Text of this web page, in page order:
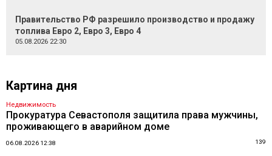
Правительство РФ разрешило производство и продажу
топлива Евро 2, Евро 3, Евро 4
05.08.2026 22:30
Картина дня
Недвижимость
Прокуратура Севастополя защитила права мужчины,
проживающего в аварийном доме
06.08.2026 12:38 139